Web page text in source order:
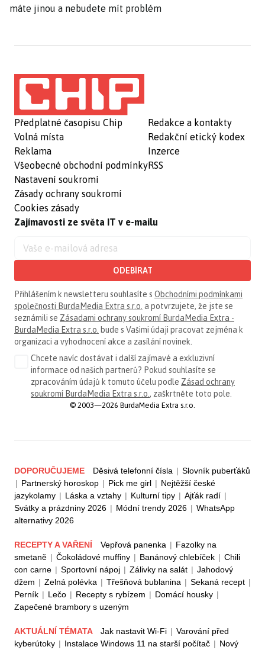
máte jinou a nebudete mít problém
Předplatné časopisu Chip
Volná místa
Reklama
Všeobecné obchodní podmínky
Nastavení soukromí
Zásady ochrany soukromí
Cookies zásady
Redakce a kontakty
Redakční etický kodex
Inzerce
RSS
Zajímavosti ze světa IT v e-mailu
ODEBÍRAT
Přihlášením k newsletteru souhlasíte s Obchodními podmínkami
společnosti BurdaMedia Extra s.r.o. a potvrzujete, že jste se
seznámili se Zásadami ochrany soukromí BurdaMedia Extra -
BurdaMedia Extra s.r.o. bude s Vašimi údaji pracovat zejména k
organizaci a vyhodnocení akce a zasílání novinek.
Chcete navíc dostávat i další zajímavé a exkluzivní
informace od našich partnerů? Pokud souhlasíte se
zpracováním údajů k tomuto účelu podle Zásad ochrany
soukromí BurdaMedia Extra s.r.o. , zaškrtněte toto pole.
© 2003—2026 BurdaMedia Extra s.r.o.
DOPORUČUJEME Děsivá telefonní čísla | Slovník puberťáků
| Partnerský horoskop | Pick me girl | Nejtěžší české
jazykolamy | Láska a vztahy | Kulturní tipy | Ajťák radí |
Svátky a prázdniny 2026 | Módní trendy 2026 | WhatsApp
alternativy 2026
RECEPTY A VAŘENÍ Vepřová panenka | Fazolky na
smetaně | Čokoládové muffiny | Banánový chlebíček | Chili
con carne | Sportovní nápoj | Zálivky na salát | Jahodový
džem | Zelná polévka | Třešňová bublanina | Sekaná recept |
Perník | Lečo | Recepty s rybízem | Domácí housky |
Zapečené brambory s uzeným
AKTUÁLNÍ TÉMATA Jak nastavit Wi-Fi | Varování před
kyberútoky | Instalace Windows 11 na starší počítač | Nový